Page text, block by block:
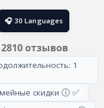
🎧 30 Languages
отзывов
1
скидки ⓘ ✅